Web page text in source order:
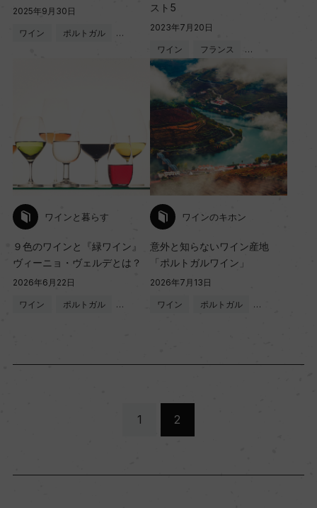
2025年9月30日
ワイン ポルトガル …
スト5
2023年7月20日
ワイン フランス …
ワインと暮らす
９色のワインと『緑ワイン』
ヴィーニョ・ヴェルデとは？
2026年6月22日
ワイン ポルトガル …
ワインのキホン
意外と知らないワイン産地
「ポルトガルワイン」
2026年7月13日
ワイン ポルトガル …
1 2